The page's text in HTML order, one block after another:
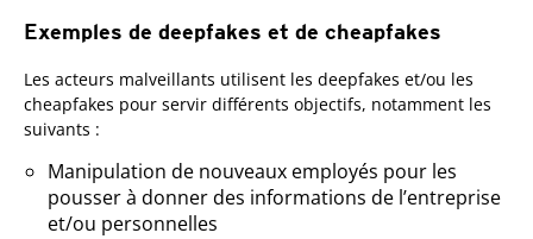
Exemples de deepfakes et de cheapfakes
Les acteurs malveillants utilisent les deepfakes et/ou les
cheapfakes pour servir différents objectifs, notamment les
suivants :
Manipulation de nouveaux employés pour les
pousser à donner des informations de l’entreprise
et/ou personnelles